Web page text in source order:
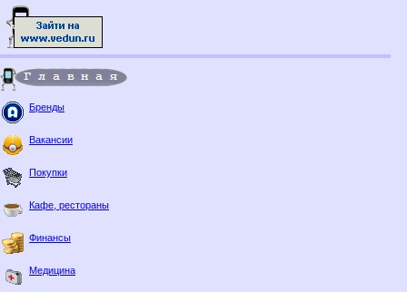
Бренды
Вакансии
Покупки
Кафе, рестораны
Финансы
Медицина